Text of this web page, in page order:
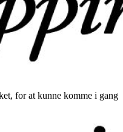
for at kunne komme i gang